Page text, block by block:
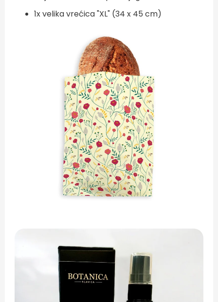
1x velika vrećica "XL" (34 x 45 cm)